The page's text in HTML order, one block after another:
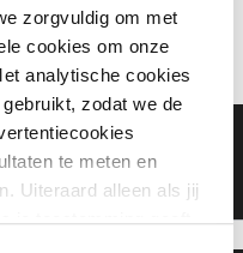
zorgvuldig om met
cookies om onze
analytische cookies
zodat we de
te meten en
Uiteraard alleen als jij
je toestemming geeft,